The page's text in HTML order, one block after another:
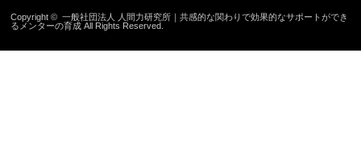
Copyright ©一般社団法人 人間力研究所｜共感的な関わりで効果的なサポートができ
るメンターの育成 All Rights Reserved.